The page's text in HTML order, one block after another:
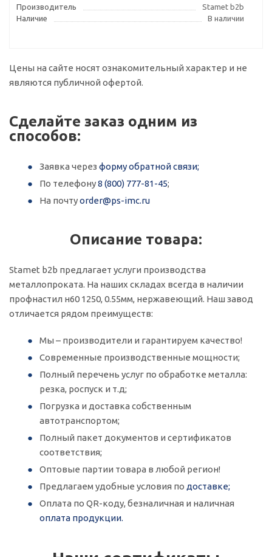
Производитель
Stamet b2b
Наличие
В наличии
Цены на сайте носят ознакомительный характер и не
являются публичной офертой.
Сделайте заказ одним из
способов:
Заявка через форму обратной связи;
По телефону8 (800) 777-81-45;
На почтуorder@ps-imc.ru
Описание товара:
Stamet b2b предлагает услуги производства
металлопроката. На наших складах всегда в наличии
профнастил н60 1250, 0.55мм, нержавеющий. Наш завод
отличается рядом преимуществ:
Мы – производители и гарантируем качество!
Современные производственные мощности;
Полный перечень услуг по обработке металла:
резка, роспуск и т.д;
Погрузка и доставка собственным
автотранспортом;
Полный пакет документов и сертификатов
соответствия;
Оптовые партии товара в любой регион!
Предлагаем удобные условия по доставке;
Оплата по QR-коду, безналичная и наличная
оплата продукции.